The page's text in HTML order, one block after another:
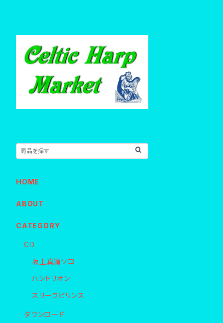
HOME
ABOUT
CATEGORY
CD
坂上真清ソロ
ハンドリオン
スリーラビリンス
ダウンロード